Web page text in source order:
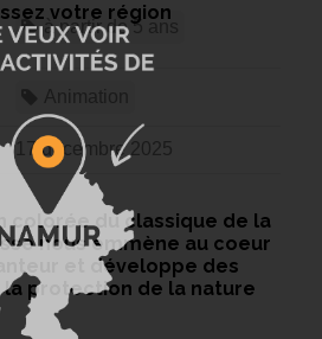
à partir de 5 ans
17 décembre 2025
colorée du classique de la
nous emmène au coeur
et développe des
protection de la nature
votre région